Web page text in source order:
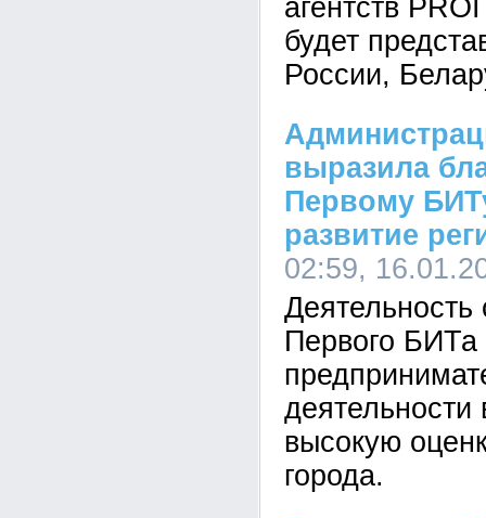
агентств
будет
России,
выразила
Первому
развитие
02:59,
Деятельность
Первого
деятельности
высокую
города.